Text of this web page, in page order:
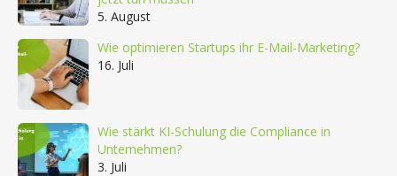
5. August
Wie optimieren Startups ihr E-Mail-Marketing?
16. Juli
Wie stärkt KI-Schulung die Compliance in
Unternehmen?
3. Juli